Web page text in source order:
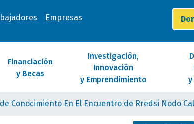
Empresas
Financiación
y Becas
Investigación,
Innovación
y Emprendimiento
y
Conocimiento En El Encuentro de Rredsi Nodo